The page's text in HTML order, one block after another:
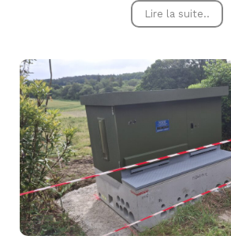
Lire la suite..